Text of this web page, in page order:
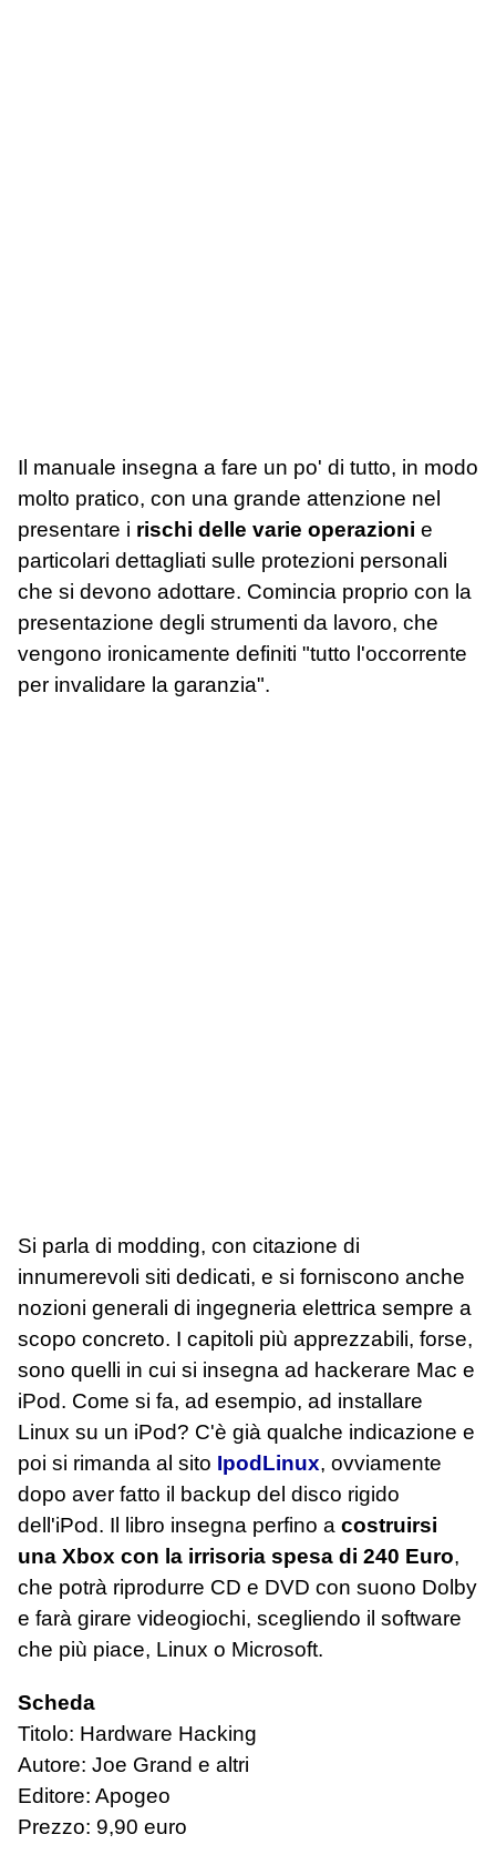
Il manuale insegna a fare un po' di tutto, in modo
molto pratico, con una grande attenzione nel
presentare i rischi delle varie operazioni e
particolari dettagliati sulle protezioni personali
che si devono adottare. Comincia proprio con la
presentazione degli strumenti da lavoro, che
vengono ironicamente definiti "tutto l'occorrente
per invalidare la garanzia".
Si parla di modding, con citazione di
innumerevoli siti dedicati, e si forniscono anche
nozioni generali di ingegneria elettrica sempre a
scopo concreto. I capitoli più apprezzabili, forse,
sono quelli in cui si insegna ad hackerare Mac e
iPod. Come si fa, ad esempio, ad installare
Linux su un iPod? C'è già qualche indicazione e
poi si rimanda al sito IpodLinux, ovviamente
dopo aver fatto il backup del disco rigido
dell'iPod. Il libro insegna perfino a costruirsi
una Xbox con la irrisoria spesa di 240 Euro,
che potrà riprodurre CD e DVD con suono Dolby
e farà girare videogiochi, scegliendo il software
che più piace, Linux o Microsoft.
Scheda
Titolo: Hardware Hacking
Autore: Joe Grand e altri
Editore: Apogeo
Prezzo: 9,90 euro